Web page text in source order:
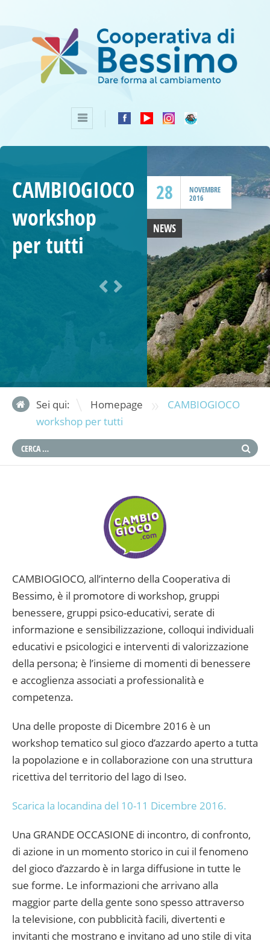
28
NOVEMBRE
2016
CAMBIOGIOCO
workshop
per tutti
NEWS
Sei qui: Homepage »
CAMBIOGIOCO
workshop per tutti
CAMBIOGIOCO, all’interno della Cooperativa di
Bessimo, è il promotore di workshop, gruppi
benessere, gruppi psico-educativi, serate di
informazione e sensibilizzazione, colloqui individuali
educativi e psicologici e interventi di valorizzazione
della persona; è l’insieme di momenti di benessere
e accoglienza associati a professionalità e
competenza.
Una delle proposte di Dicembre 2016 è un
workshop tematico sul gioco d’azzardo aperto a tutta
la popolazione e in collaborazione con una struttura
ricettiva del territorio del lago di Iseo.
Scarica la locandina del 10-11 Dicembre 2016.
Una GRANDE OCCASIONE di incontro, di confronto,
di azione in un momento storico in cui il fenomeno
del gioco d’azzardo è in larga diffusione in tutte le
sue forme. Le informazioni che arrivano alla
maggior parte della gente sono spesso attraverso
la televisione, con pubblicità facili, divertenti e
invitanti che mostrano e invitano ad uno stile di vita